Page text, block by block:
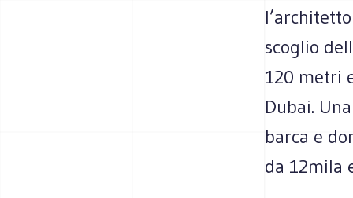
scoglio
120 metri
Dubai.
barca e
da 12mila